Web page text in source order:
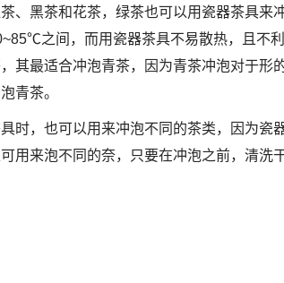
、黑茶和花茶，绿茶也可以用瓷器茶具来
之间，而用瓷器茶具不易散热，且不
其最适合冲泡青茶，因为青茶冲泡对于形
青茶。
时，也可以用来冲泡不同的茶类，因为瓷
用来泡不同的奈，只要在冲泡之前，清洗